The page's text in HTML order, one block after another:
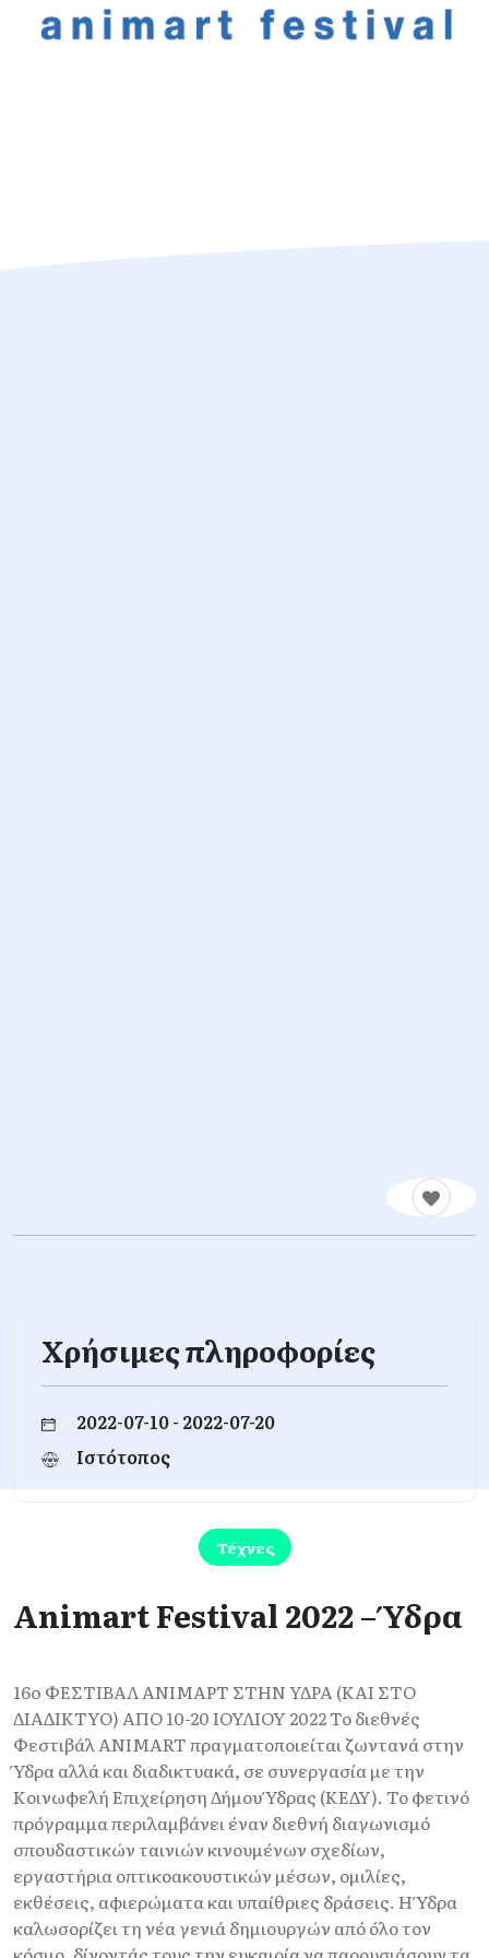
Χρήσιμες πληροφορίες
2022-07-10 - 2022-07-20
Ιστότοπος
Τέχνες
Animart Festival 2022 – Ύδρα
16o ΦΕΣΤΙΒΑΛ ANIMAΡT ΣΤΗΝ ΥΔΡΑ (ΚΑΙ ΣΤΟ
ΔΙΑΔΙΚΤΥΟ) ΑΠΟ 10-20 ΙΟΥΛΙΟΥ 2022 Το διεθνές
Φεστιβάλ ANIMART πραγματοποιείται ζωντανά στην
Ύδρα αλλά και διαδικτυακά, σε συνεργασία με την
Κοινωφελή Επιχείρηση Δήμου Ύδρας (ΚΕΔΥ). Το φετινό
πρόγραμμα περιλαμβάνει έναν διεθνή διαγωνισμό
σπουδαστικών ταινιών κινουμένων σχεδίων,
εργαστήρια οπτικοακουστικών μέσων, ομιλίες,
εκθέσεις, αφιερώματα και υπαίθριες δράσεις. Η Ύδρα
καλωσορίζει τη νέα γενιά δημιουργών από όλο τον